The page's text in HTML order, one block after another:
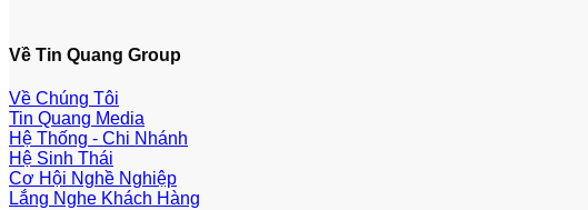
Về Tin Quang Group
Về Chúng Tôi
Tin Quang Media
Hệ Thống - Chi Nhánh
Hệ Sinh Thái
Cơ Hội Nghề Nghiệp
Lắng Nghe Khách Hàng